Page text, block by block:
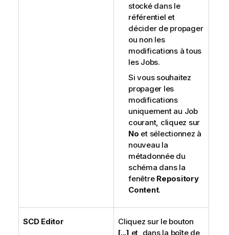
stocké dans le
référentiel et
décider de propager
ou non les
modifications à tous
les Jobs.
Si vous souhaitez
propager les
modifications
uniquement au Job
courant, cliquez sur
No et sélectionnez à
nouveau la
métadonnée du
schéma dans la
fenêtre Repository
Content.
SCD Editor
Cliquez sur le bouton
[...] et, dans la boîte de